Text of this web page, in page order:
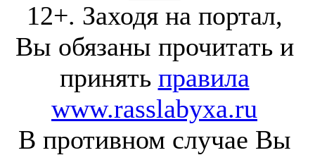
12+. Заходя на портал,
Вы обязаны прочитать и
принять правила
www.rasslabyxa.ru
В противном случае Вы